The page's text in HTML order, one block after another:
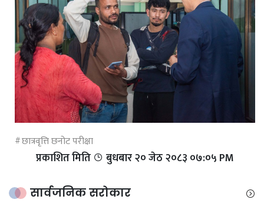
छात्रवृत्ति छनोट परीक्षा
प्रकाशित मिति बुधबार २० जेठ २०८३ ०७:०५ PM
सार्वजनिक सरोकार